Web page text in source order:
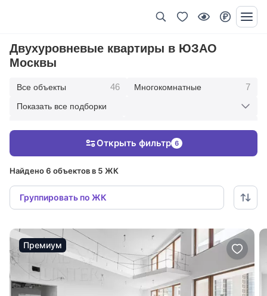
Двухуровневые квартиры в ЮЗАО
Москвы
Все объекты 46 Многокомнатные 7
10 Двухкомнатные
Показать все подборки
Найдено 6 объектов в 5 ЖК
Группировать по ЖК
Открыть фильтр 6
Премиум